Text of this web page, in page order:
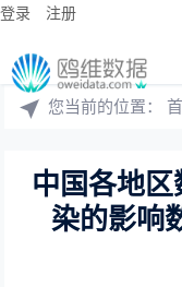
登录 注册
您当前的位置：
中国各地
染的影响